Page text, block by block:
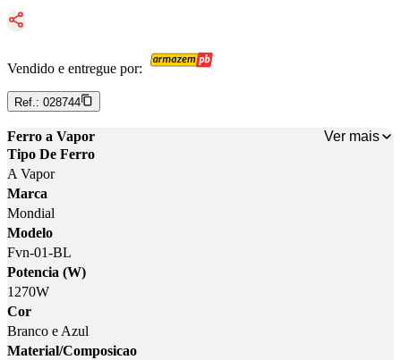
Vendido e entregue por:
Ref.: 028744
Ferro a Vapor
Ver mais
Tipo De Ferro
A Vapor
Marca
Mondial
Modelo
Fvn-01-BL
Potencia (W)
1270W
Cor
Branco e Azul
Material/Composicao